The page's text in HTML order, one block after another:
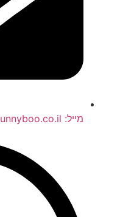
מייל: info@bunnyboo.co.il